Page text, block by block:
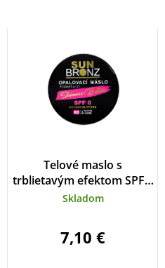
Telové maslo s
trblietavým efektom SPF 0
SUN BRONZ 100 ml
Skladom
7,10 €